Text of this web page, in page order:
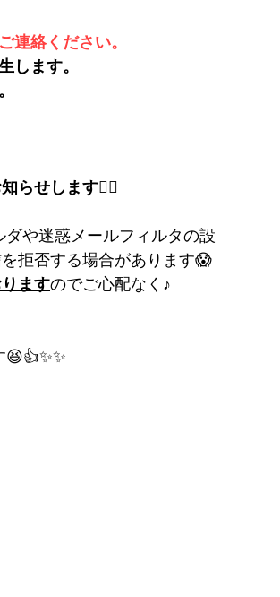
連絡ください。
します。
らせします🙇‍♂️
拒否する場合があります😱
ますのでご心配なく♪